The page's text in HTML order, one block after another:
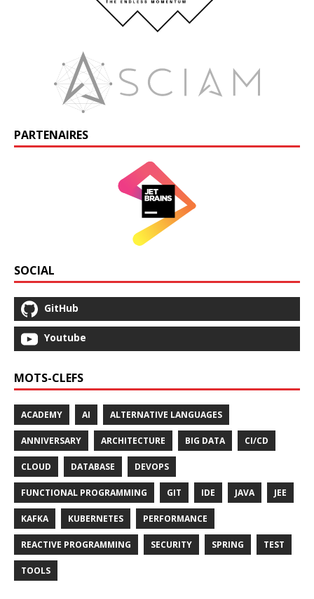
PARTENAIRES
SOCIAL
GitHub
Youtube
MOTS-CLEFS
ACADEMY AI ALTERNATIVE LANGUAGES
ANNIVERSARY ARCHITECTURE BIG DATA CI/CD
CLOUD DATABASE DEVOPS
FUNCTIONAL PROGRAMMING GIT IDE JAVA JEE
KAFKA KUBERNETES PERFORMANCE
REACTIVE PROGRAMMING SECURITY SPRING TEST
TOOLS